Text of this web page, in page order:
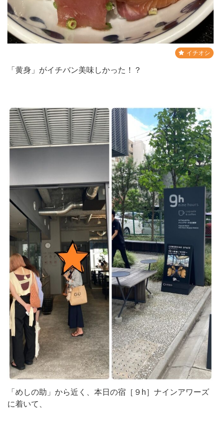
イチオシ
「黄身」がイチバン美味しかった！？
「めしの助」から近く、本日の宿［９h］ナインアワーズ
に着いて、